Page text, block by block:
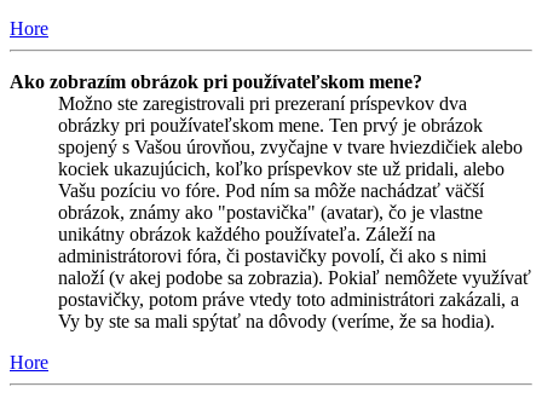
Hore
Ako zobrazím obrázok pri používateľskom mene?
Možno ste zaregistrovali pri prezeraní príspevkov dva
obrázky pri používateľskom mene. Ten prvý je obrázok
spojený s Vašou úrovňou, zvyčajne v tvare hviezdičiek alebo
kociek ukazujúcich, koľko príspevkov ste už pridali, alebo
Vašu pozíciu vo fóre. Pod ním sa môže nachádzať väčší
obrázok, známy ako "postavička" (avatar), čo je vlastne
unikátny obrázok každého používateľa. Záleží na
administrátorovi fóra, či postavičky povolí, či ako s nimi
naloží (v akej podobe sa zobrazia). Pokiaľ nemôžete využívať
postavičky, potom práve vtedy toto administrátori zakázali, a
Vy by ste sa mali spýtať na dôvody (veríme, že sa hodia).
Hore